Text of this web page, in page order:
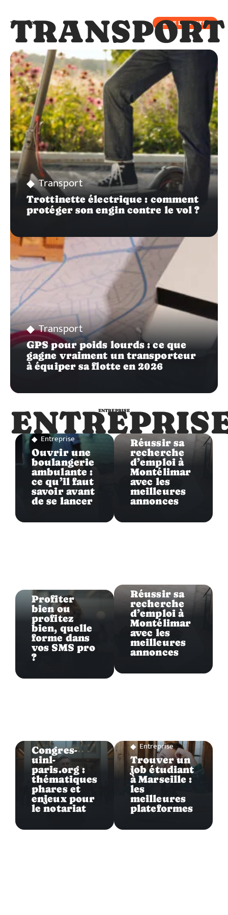
TRANSPORT
TRANSPORT LIRE LA SUITE
Transport
Trottinette électrique : comment
protéger son engin contre le vol ?
Transport
GPS pour poids lourds : ce que
gagne vraiment un transporteur
à équiper sa flotte en 2026
ENTREPRISE
Entreprise
Ouvrir une
boulangerie
ambulante :
ce qu’il faut
savoir avant
de se lancer
Profiter
bien ou
profitez
bien, quelle
forme dans
vos SMS pro
?
Congres-
uinl-
paris.org :
thématiques
phares et
enjeux pour
le notariat
Entreprise
Réussir sa
recherche
d’emploi à
Montélimar
avec les
meilleures
annonces
Réussir sa
recherche
d’emploi à
Montélimar
avec les
meilleures
annonces
Entreprise
Trouver un
job étudiant
à Marseille :
les
meilleures
plateformes